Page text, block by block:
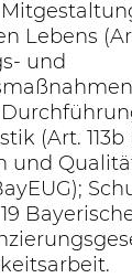
Lebens
und
(Art. 113b
und